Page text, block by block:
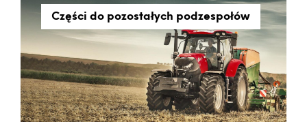
Części do pozostałych podzespołów